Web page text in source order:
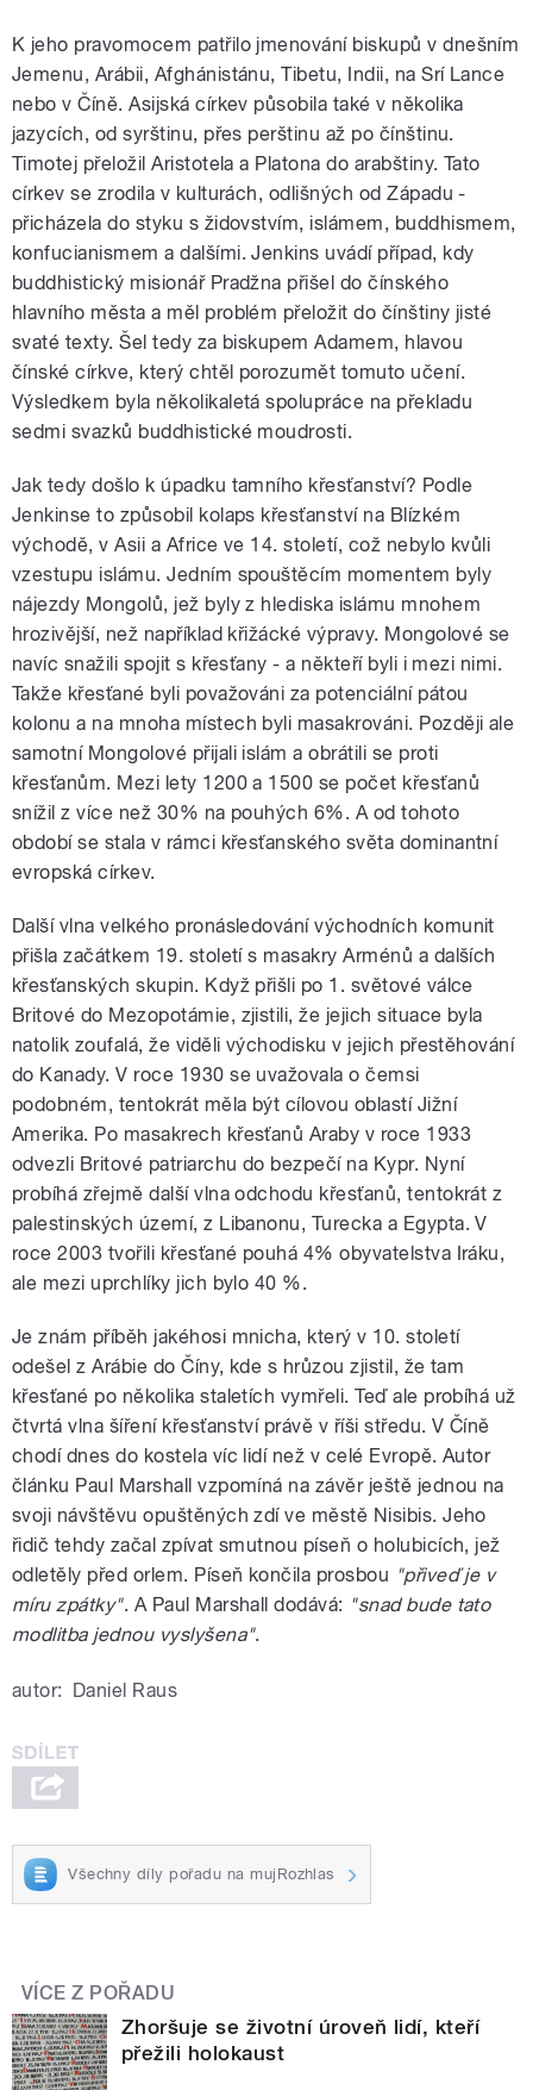
K jeho pravomocem patřilo jmenování biskupů v dnešním
Jemenu, Arábii, Afghánistánu, Tibetu, Indii, na Srí Lance
nebo v Číně. Asijská církev působila také v několika
jazycích, od syrštinu, přes perštinu až po čínštinu.
Timotej přeložil Aristotela a Platona do arabštiny. Tato
církev se zrodila v kulturách, odlišných od Západu -
přicházela do styku s židovstvím, islámem, buddhismem,
konfucianismem a dalšími. Jenkins uvádí případ, kdy
buddhistický misionář Pradžna přišel do čínského
hlavního města a měl problém přeložit do čínštiny jisté
svaté texty. Šel tedy za biskupem Adamem, hlavou
čínské církve, který chtěl porozumět tomuto učení.
Výsledkem byla několikaletá spolupráce na překladu
sedmi svazků buddhistické moudrosti.
Jak tedy došlo k úpadku tamního křesťanství? Podle
Jenkinse to způsobil kolaps křesťanství na Blízkém
východě, v Asii a Africe ve 14. století, což nebylo kvůli
vzestupu islámu. Jedním spouštěcím momentem byly
nájezdy Mongolů, jež byly z hlediska islámu mnohem
hrozivější, než například křižácké výpravy. Mongolové se
navíc snažili spojit s křesťany - a někteří byli i mezi nimi.
Takže křesťané byli považováni za potenciální pátou
kolonu a na mnoha místech byli masakrováni. Později ale
samotní Mongolové přijali islám a obrátili se proti
křesťanům. Mezi lety 1200 a 1500 se počet křesťanů
snížil z více než 30% na pouhých 6%. A od tohoto
období se stala v rámci křesťanského světa dominantní
evropská církev.
Další vlna velkého pronásledování východních komunit
přišla začátkem 19. století s masakry Arménů a dalších
křesťanských skupin. Když přišli po 1. světové válce
Britové do Mezopotámie, zjistili, že jejich situace byla
natolik zoufalá, že viděli východisku v jejich přestěhování
do Kanady. V roce 1930 se uvažovala o čemsi
podobném, tentokrát měla být cílovou oblastí Jižní
Amerika. Po masakrech křesťanů Araby v roce 1933
odvezli Britové patriarchu do bezpečí na Kypr. Nyní
probíhá zřejmě další vlna odchodu křesťanů, tentokrát z
palestinských území, z Libanonu, Turecka a Egypta. V
roce 2003 tvořili křesťané pouhá 4% obyvatelstva Iráku,
ale mezi uprchlíky jich bylo 40 %.
Je znám příběh jakéhosi mnicha, který v 10. století
odešel z Arábie do Číny, kde s hrůzou zjistil, že tam
křesťané po několika staletích vymřeli. Teď ale probíhá už
čtvrtá vlna šíření křesťanství právě v říši středu. V Číně
chodí dnes do kostela víc lidí než v celé Evropě. Autor
článku Paul Marshall vzpomíná na závěr ještě jednou na
svoji návštěvu opuštěných zdí ve městě Nisibis. Jeho
řidič tehdy začal zpívat smutnou píseň o holubicích, jež
odletěly před orlem. Píseň končila prosbou "přiveď je v
míru zpátky". A Paul Marshall dodává: "snad bude tato
modlitba jednou vyslyšena".
autor: Daniel Raus
Všechny díly pořadu na mujRozhlas
VÍCE Z POŘADU
Zhoršuje se životní úroveň lidí, kteří
přežili holokaust